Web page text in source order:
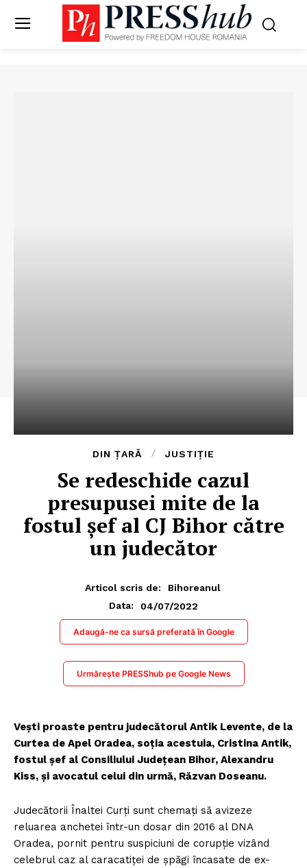
DIN ȚARĂ JUSTIȚIE
​Se redeschide cazul
presupusei mite de la
fostul șef al CJ Bihor către
un judecător
Articol scris de:
Bihoreanul
Data:
04/07/2022
Adaugă-ne ca sursă preferată în Google
Urmărește PRESShub pe Google News
Veşti proaste pentru judecătorul Antik Levente, de la
Curtea de Apel Oradea, soţia acestuia, Cristina Antik,
fostul șef al Consiliului Județean Bihor, Alexandru
Kiss, şi avocatul celui din urmă, Răzvan Doseanu.
Judecătorii Înaltei Curţi sunt chemaţi să avizeze
reluarea anchetei într-un dosar din 2016 al DNA
Oradea, pornit pentru suspiciuni de corupţie vizând
celebrul caz al caracatiţei de şpăgi încasate de ex-